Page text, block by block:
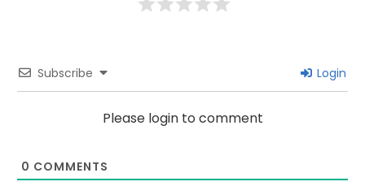
Subscribe Login
Please login to comment
0 COMMENTS